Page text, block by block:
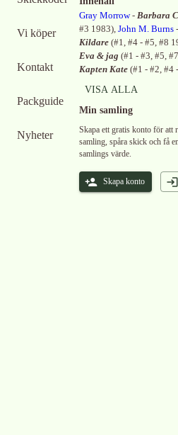
Vi köper
Kontakt
Packguide
Nyheter
Gray Morrow- Barbara
#3 1983), John M. Burns -
Kildare (#1, #4 - #5, #8
Eva & jag (#1 - #3, #5,
Kapten Kate (#1 - #2, #4
VISA ALLA
Min samling
Skapa ett gratis konto för att
samling, spåra skick och få
samlings värde.
Skapa konto